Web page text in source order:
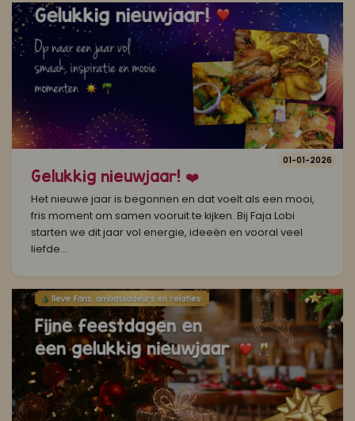
Gelukkig nieuwjaar! ❤️
Het nieuwe jaar is begonnen en dat voelt als een mooi,
fris moment om samen vooruit te kijken. Bij Faja Lobi
starten we dit jaar vol energie, ideeën en vooral veel
liefde...
01-01-2026